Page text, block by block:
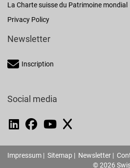
La Charte suisse du Patrimoine mondial
Privacy Policy
Newsletter
Inscription
Social media
Impressum | Sitemap | Newsletter |
© 2026